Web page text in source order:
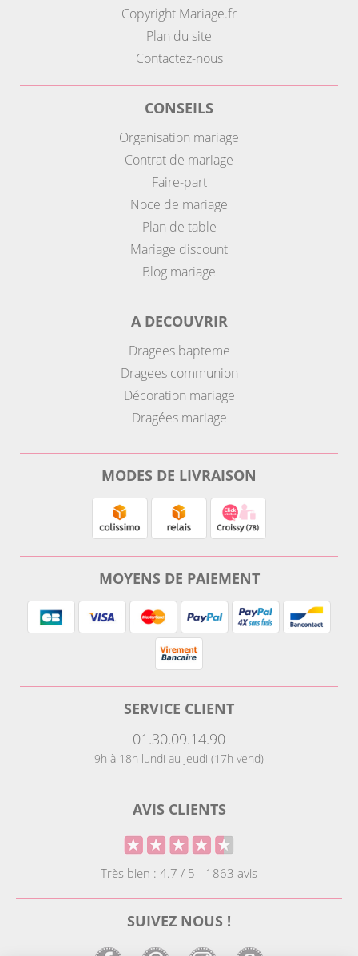
Copyright Mariage.fr
Plan du site
Contactez-nous
CONSEILS
Organisation mariage
Contrat de mariage
Faire-part
Noce de mariage
Plan de table
Mariage discount
Blog mariage
A DECOUVRIR
Dragees bapteme
Dragees communion
Décoration mariage
Dragées mariage
MODES DE LIVRAISON
MOYENS DE PAIEMENT
SERVICE CLIENT
01.30.09.14.90
9h à 18h lundi au jeudi (17h vend)
AVIS CLIENTS
Très bien : 4.7 / 5 - 1863 avis
SUIVEZ NOUS !